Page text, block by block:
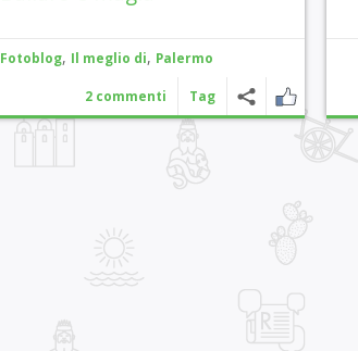
Fotoblog, Il meglio di, Palermo
2 commenti Tag